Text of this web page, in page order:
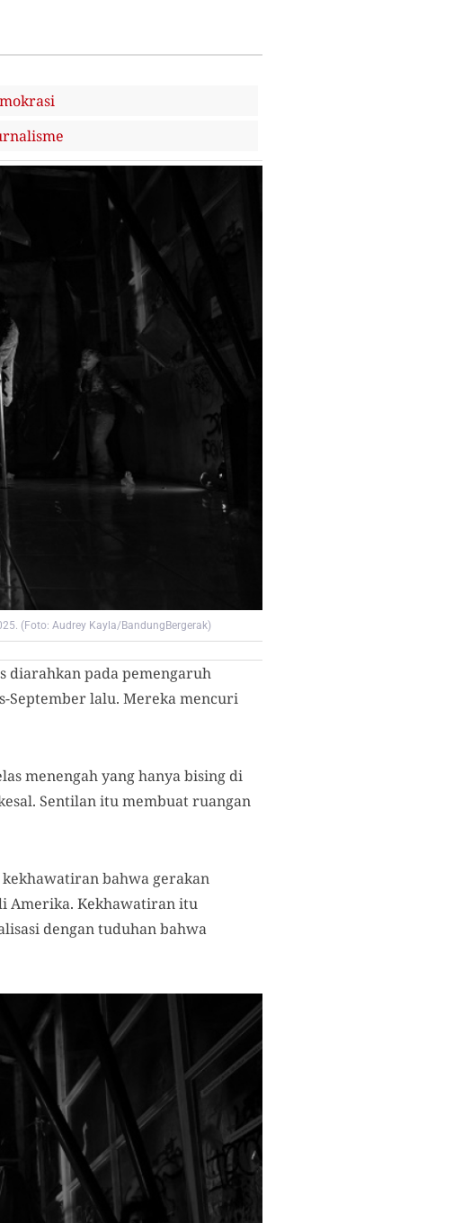
(Foto: Audrey Kayla/BandungBergerak)
diarahkan padapemengaruh
September lalu. Merekamencuri
menengah yang hanya bising di
Sentilan itu membuat ruangan
bahwa gerakan
Amerika. Kekhawatiran itu
dengan tuduhan bahwa